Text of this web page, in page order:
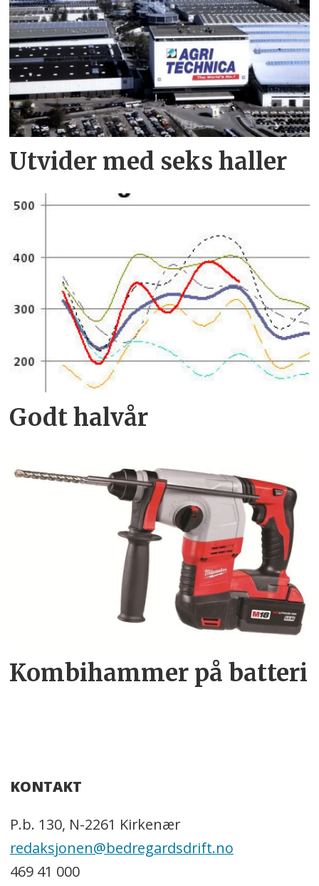
Utvider med seks haller
Godt halvår
Kombihammer på batteri
KONTAKT
P.b. 130, N-2261 Kirkenær
redaksjonen@bedregardsdrift.no
469 41 000